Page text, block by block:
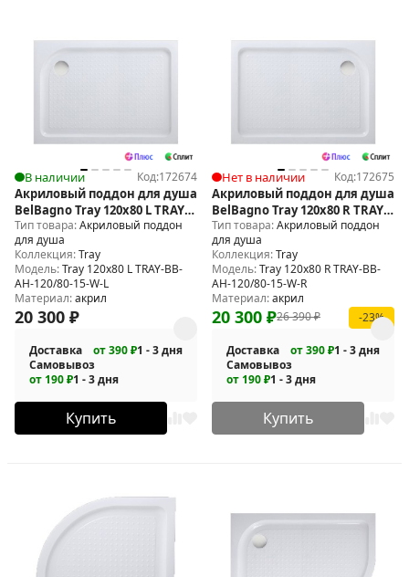
В наличии Код:172674
Акриловый поддон для душа
BelBagno Tray 120x80 L TRAY-
BB-AH-120/80-15-W-L
Тип товара:Акриловый поддон
для душа
Коллекция:Tray
Модель:Tray 120x80 L TRAY-BB-
AH-120/80-15-W-L
Материал:акрил
20 300 ₽
Доставка от 390 ₽1 - 3 дня
Самовывоз
от 190 ₽1 - 3 дня
Купить
Нет в наличии Код:172675
Акриловый поддон для душа
BelBagno Tray 120x80 R TRAY-
BB-AH-120/80-15-W-R
Тип товара:Акриловый поддон
для душа
Коллекция:Tray
Модель:Tray 120x80 R TRAY-BB-
AH-120/80-15-W-R
Материал:акрил
26 390₽
20 300 ₽ -23%
Доставка от 390 ₽1 - 3 дня
Самовывоз
от 190 ₽1 - 3 дня
Купить